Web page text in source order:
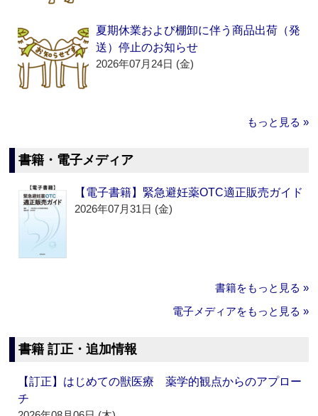
夏期休業および棚卸に伴う商品出荷（発
送）停止のお知らせ
2026年07月24日 (金)
もっと見る »
書籍・電子メディア
【電子書籍】緊急避妊薬OTC適正販売ガイド
2026年07月31日 (金)
書籍をもっと見る »
電子メディアをもっと見る »
書籍 訂正・追加情報
【訂正】はじめての獣医療 薬学的観点からのアプロー
チ